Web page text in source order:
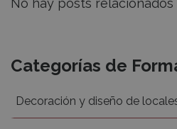
No hay posts relacionados
Recursos
Categorías de
Decoración y diseño de